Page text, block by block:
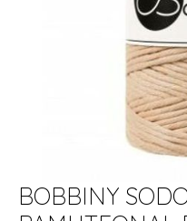
BOBBINY